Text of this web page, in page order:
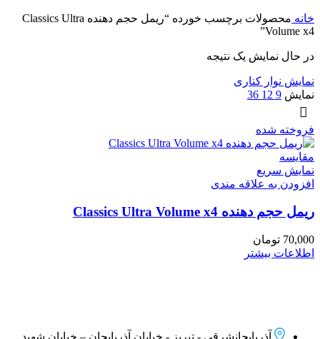
خانه
محصولات برچسب خورده “ریمل حجم دهنده Classics Ultra
Volume x4”
در حال نمایش یک نتیجه
نمایش نوار کناری
نمایش 9
12
36
فروخته شده
مقايسه
نمایش سریع
افزودن به علاقه مندی
ریمل حجم دهنده Classics Ultra Volume x4
70,000 تومان
اطلاعات بیشتر